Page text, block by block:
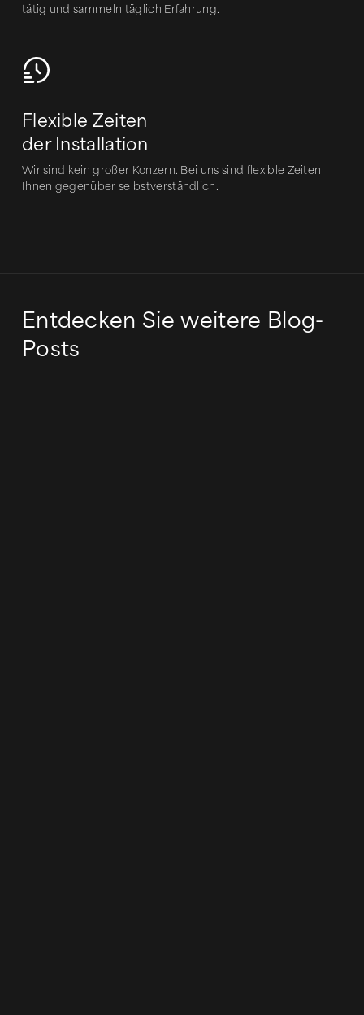
tätig und sammeln täglich Erfahrung.
Flexible Zeiten
der Installation
Wir sind kein großer Konzern. Bei uns sind flexible Zeiten
Ihnen gegenüber selbstverständlich.
Entdecken Sie weitere Blog-
Posts